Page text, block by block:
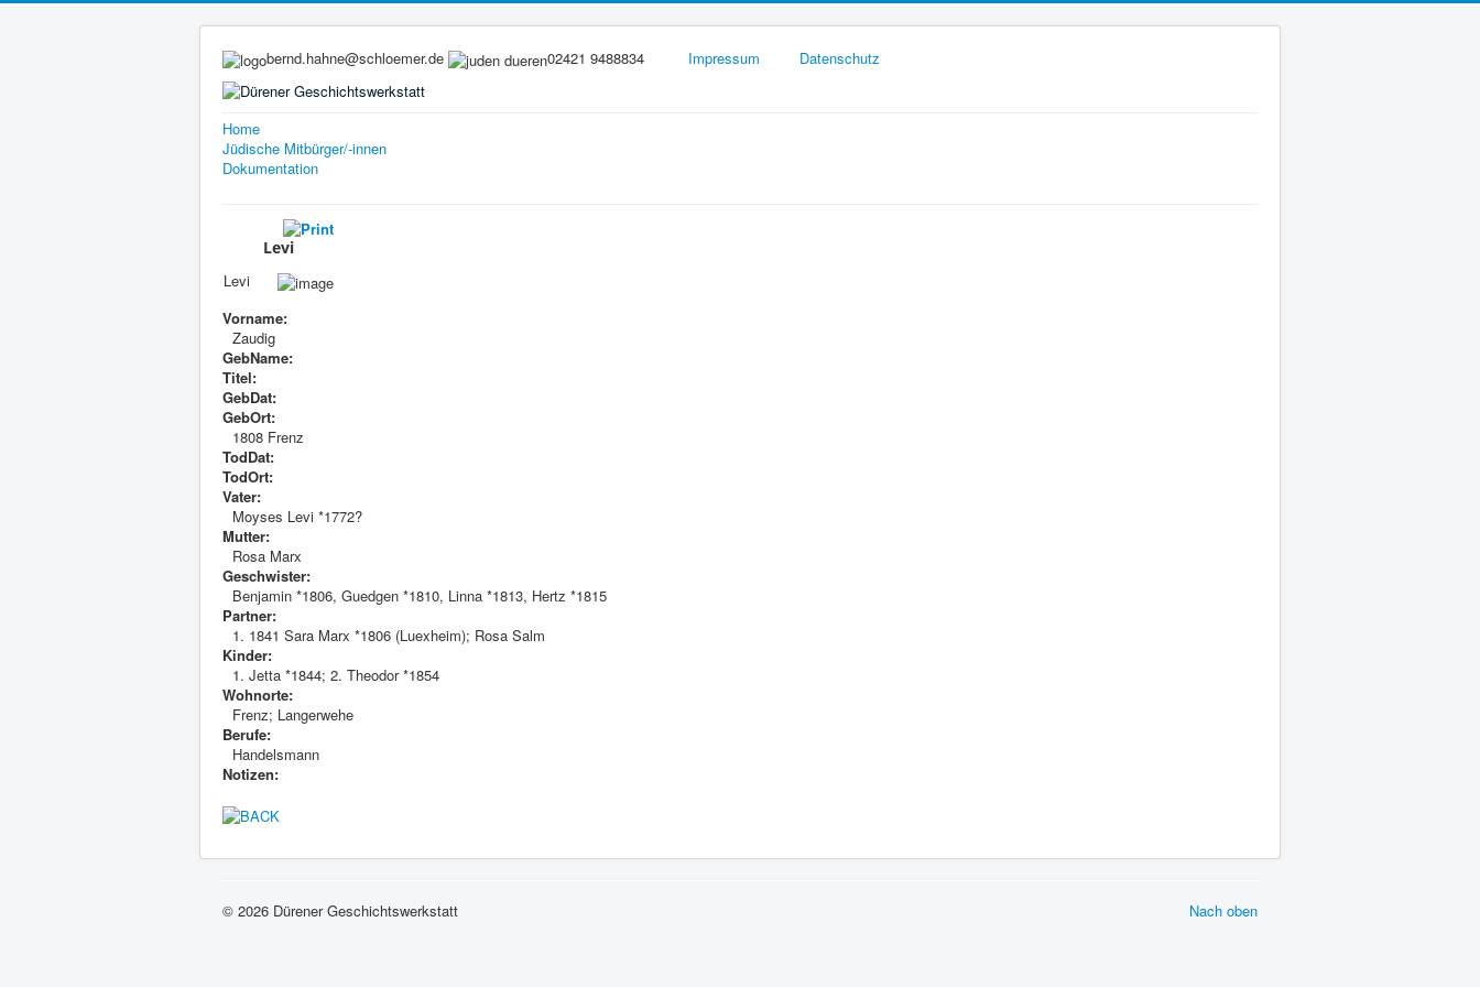
bernd.hahne@schloemer.de 02421 9488834 Impressum Datenschutz
Home
Jüdische Mitbürger/-innen
Dokumentation
Levi
Levi
Vorname:
Zaudig
GebName:
Titel:
GebDat:
GebOrt:
1808 Frenz
TodDat:
TodOrt:
Vater:
Moyses Levi *1772?
Mutter:
Rosa Marx
Geschwister:
Benjamin *1806, Guedgen *1810, Linna *1813, Hertz *1815
Partner:
1. 1841 Sara Marx *1806 (Luexheim); Rosa Salm
Kinder:
1. Jetta *1844; 2. Theodor *1854
Wohnorte:
Frenz; Langerwehe
Berufe:
Handelsmann
Notizen:
Nach oben
© 2026 Dürener Geschichtswerkstatt